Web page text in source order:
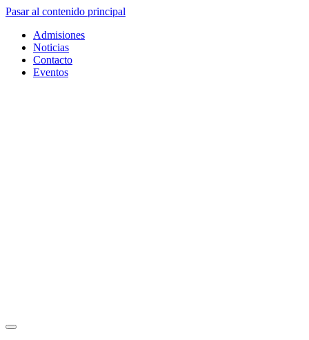
Pasar al contenido principal
Admisiones
Noticias
Contacto
Eventos